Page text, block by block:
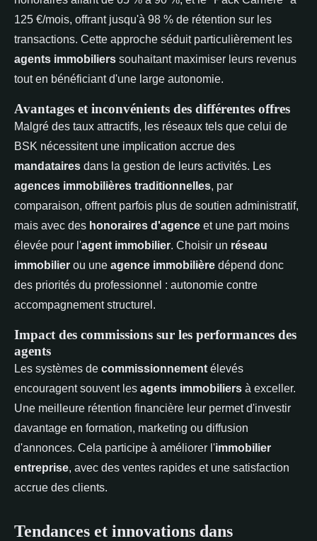
125 €/mois, offrant jusqu'à 98 % de rétention sur les
transactions. Cette approche séduit particulièrement les
agents immobiliers souhaitant maximiser leurs revenus
tout en bénéficiant d'une large autonomie.
Avantages et inconvénients des différentes offres
Malgré des taux attractifs, les réseaux tels que celui de
BSK nécessitent une implication accrue des
mandataires dans la gestion de leurs activités. Les
agences immobilières traditionnelles, par
comparaison, offrent parfois plus de soutien administratif,
mais avec des honoraires d'agence et une part moins
élevée pour l'agent immobilier. Choisir un réseau
immobilier ou une agence immobilière dépend donc
des priorités du professionnel : autonomie contre
accompagnement structurel.
Impact des commissions sur les performances des
agents
Les systèmes de commissionnement élevés
encouragent souvent les agents immobiliers à exceller.
Une meilleure rétention financière leur permet d'investir
davantage en formation, marketing ou diffusion
d'annonces. Cela participe à améliorer l'immobilier
entreprise, avec des ventes rapides et une satisfaction
accrue des clients.
Tendances et innovations dans